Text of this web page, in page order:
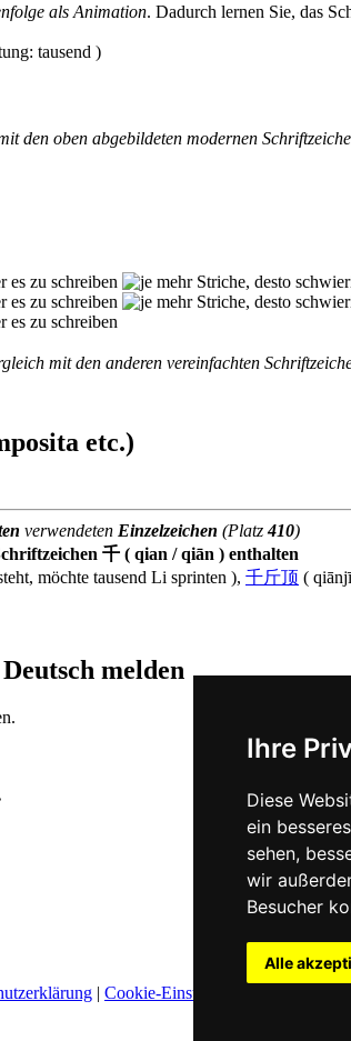
Ihre
Diese
ein
sehen,
wir
Besucher
Alle
als Animation. Dadurch lernen Sie, das
den oben abgebildeten modernen
mit den anderen vereinfachten
etc.)
verwendeten Einzelzeichen (Platz410)
千 ( qian / qiān ) enthalten
möchte tausend Li sprinten ), 千斤顶 (
melden
| Cookie-Einstellungen